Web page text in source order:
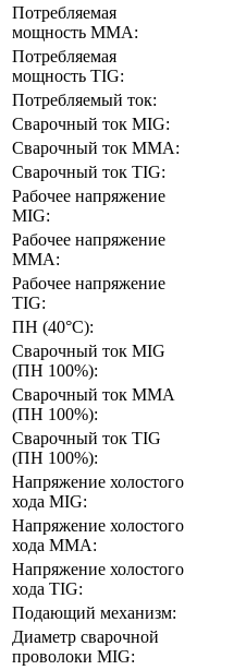
Потребляемая
мощность ММА:
Потребляемая
мощность TIG:
Потребляемый ток:
Сварочный ток MIG:
Сварочный ток MMA:
Сварочный ток TIG:
Рабочее напряжение
MIG:
Рабочее напряжение
ММА:
Рабочее напряжение
TIG:
ПН (40°C):
Сварочный ток MIG
(ПН 100%):
Сварочный ток MMA
(ПН 100%):
Сварочный ток TIG
(ПН 100%):
Напряжение холостого
хода MIG:
Напряжение холостого
хода MMA:
Напряжение холостого
хода TIG:
Подающий механизм:
Диаметр сварочной
проволоки MIG: